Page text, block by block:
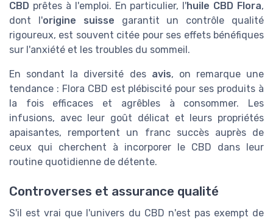
CBD prêtes à l'emploi. En particulier, l'huile CBD Flora,
dont l'origine suisse garantit un contrôle qualité
rigoureux, est souvent citée pour ses effets bénéfiques
sur l'anxiété et les troubles du sommeil.
En sondant la diversité des avis, on remarque une
tendance : Flora CBD est plébiscité pour ses produits à
la fois efficaces et agrêbles à consommer. Les
infusions, avec leur goût délicat et leurs propriétés
apaisantes, remportent un franc succès auprès de
ceux qui cherchent à incorporer le CBD dans leur
routine quotidienne de détente.
Controverses et assurance qualité
S'il est vrai que l'univers du CBD n'est pas exempt de